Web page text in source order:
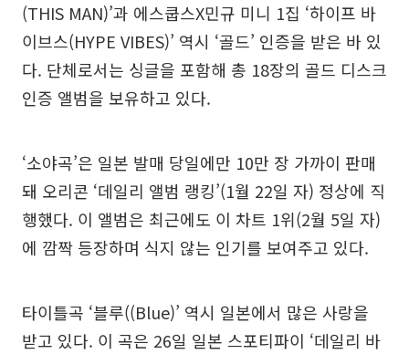
(THIS MAN)’과 에스쿱스X민규 미니 1집 ‘하이프 바
이브스(HYPE VIBES)’ 역시 ‘골드’ 인증을 받은 바 있
다. 단체로서는 싱글을 포함해 총 18장의 골드 디스크
인증 앨범을 보유하고 있다.
‘소야곡’은 일본 발매 당일에만 10만 장 가까이 판매
돼 오리콘 ‘데일리 앨범 랭킹’(1월 22일 자) 정상에 직
행했다. 이 앨범은 최근에도 이 차트 1위(2월 5일 자)
에 깜짝 등장하며 식지 않는 인기를 보여주고 있다.
타이틀곡 ‘블루((Blue)’ 역시 일본에서 많은 사랑을
받고 있다. 이 곡은 26일 일본 스포티파이 ‘데일리 바